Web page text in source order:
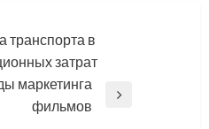
транспорта в
затрат
маркетинга
фильмов